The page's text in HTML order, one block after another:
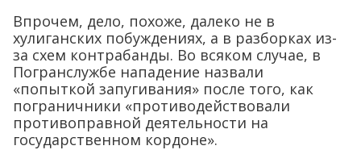
Впрочем, дело, похоже, далеко не в
хулиганских побуждениях, а в разборках из-
за схем контрабанды. Во всяком случае, в
Погранслужбе нападение назвали
«попыткой запугивания» после того, как
пограничники «противодействовали
противоправной деятельности на
государственном кордоне».